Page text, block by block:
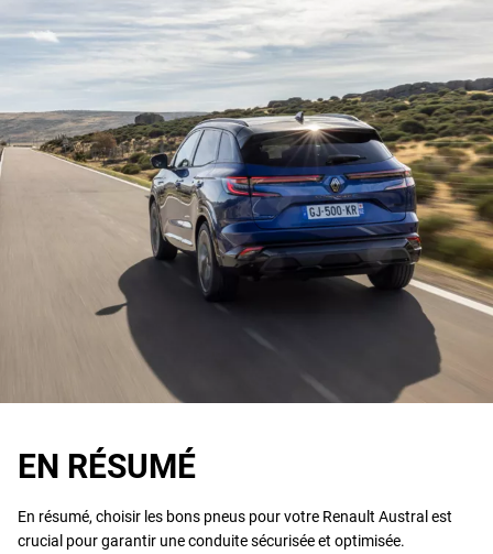
EN RÉSUMÉ
En résumé, choisir les bons pneus pour votre Renault Austral est
crucial pour garantir une conduite sécurisée et optimisée.